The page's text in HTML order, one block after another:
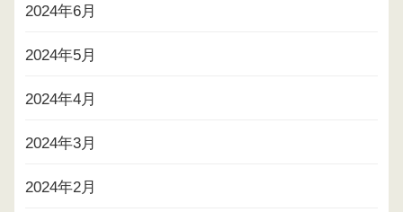
2024年6月
2024年5月
2024年4月
2024年3月
2024年2月